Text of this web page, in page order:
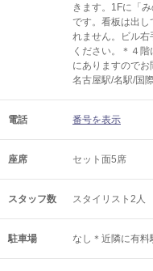
きます。1Fに「
です。看板は出し
れません。ビル右
ください。＊４
にありますので
名古屋駅/名駅/国
電話 番号を表示
座席 セット面5席
スタッフ数 スタイリスト2人
駐車場 なし＊近隣に有料